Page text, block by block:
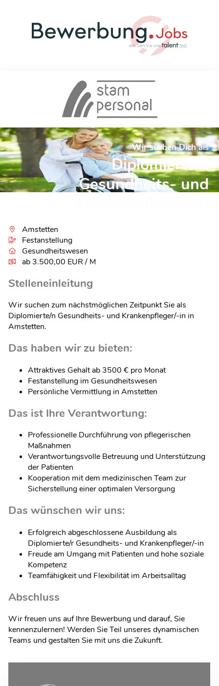
Wir suchen Dich als
Diplomierte/n
Gesundheits- und
Amstetten
Festanstellung
Gesundheitswesen
ab 3.500,00 EUR / M
Stelleneinleitung
Wir suchen zum nächstmöglichen Zeitpunkt Sie als
Diplomierte/n Gesundheits- und Krankenpfleger/-in in
Amstetten.
Das haben wir zu bieten:
Attraktives Gehalt ab 3500 € pro Monat
Festanstellung im Gesundheitswesen
Persönliche Vermittlung in Amstetten
Das ist Ihre Verantwortung:
Professionelle Durchführung von pflegerischen
Maßnahmen
Verantwortungsvolle Betreuung und Unterstützung
der Patienten
Kooperation mit dem medizinischen Team zur
Sicherstellung einer optimalen Versorgung
Das wünschen wir uns:
Erfolgreich abgeschlossene Ausbildung als
Diplomierte/r Gesundheits- und Krankenpfleger/-in
Freude am Umgang mit Patienten und hohe soziale
Kompetenz
Teamfähigkeit und Flexibilität im Arbeitsalltag
Abschluss
Wir freuen uns auf Ihre Bewerbung und darauf, Sie
kennenzulernen! Werden Sie Teil unseres dynamischen
Teams und gestalten Sie mit uns die Zukunft.